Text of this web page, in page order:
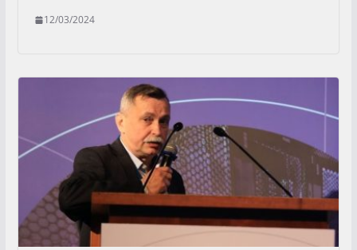
12/03/2024